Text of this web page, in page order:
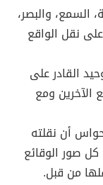
السمع، والبصر،
نقل الواقع
القادر على
الآخرين ومع
أن نقلته
كل صور الوقائع
من قبل.